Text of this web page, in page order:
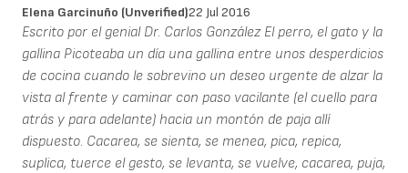
Elena Garcinuño (unverified)22 Jul 2016
Escrito por el genial Dr. Carlos González El perro, el gato y la
gallina Picoteaba un día una gallina entre unos desperdicios
de cocina cuando le sobrevino un deseo urgente de alzar la
vista al frente y caminar con paso vacilante (el cuello para
atrás y para adelante) hacia un montón de paja allí
dispuesto. Cacarea, se sienta, se menea, pica, repica,
suplica, tuerce el gesto, se levanta, se vuelve, cacarea, puja,